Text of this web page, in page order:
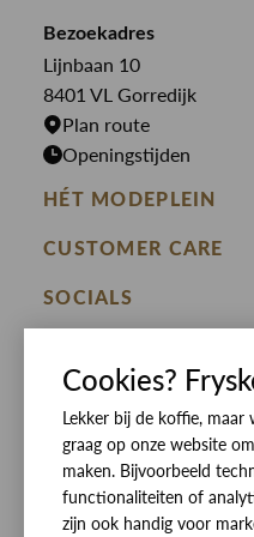
Bekijk alle merken >
Jurken
Rokken
T-shirts
Bezoekadres
Lijnbaan 10
8401 VL Gorredijk
Plan route
Openingstijden
HÉT MODEPLEIN
ZIJ VAN RINSMA
DE HEEREN VAN
RINSMA.CONCEPTS
Eten en drinken
Openingstijden
Werken bij RINSMA
CUSTOMER CARE
Veelgestelde vragen
Retourneren & Ruilen
Betaalmethoden
Bezorgen
Contact
Reviews
SOCIALS
Cookies?
Lekker bij de koffie,
graag op onze website
maken. Bijvoorbeeld
functionaliteiten of
zijn ook handig voor